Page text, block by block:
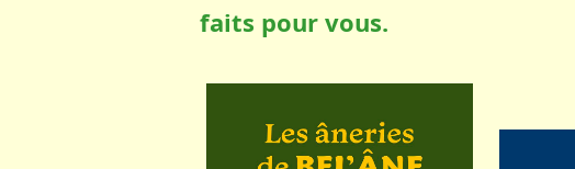
faits pour vous.